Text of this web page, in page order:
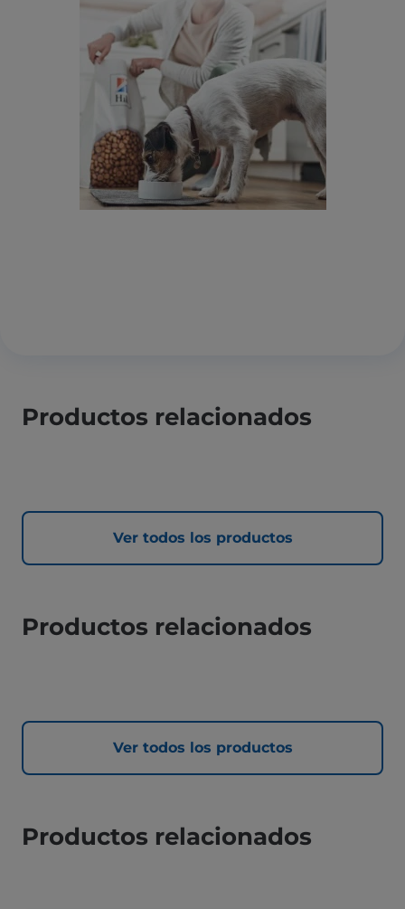
Productos relacionados
Ver todos los productos
Productos relacionados
Ver todos los productos
Productos relacionados